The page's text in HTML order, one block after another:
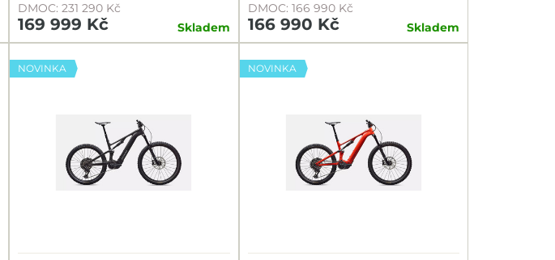
DMOC: 231 290 Kč
169 999 Kč Skladem
DMOC: 166 990 Kč
166 990 Kč Skladem
NOVINKA NOVINKA